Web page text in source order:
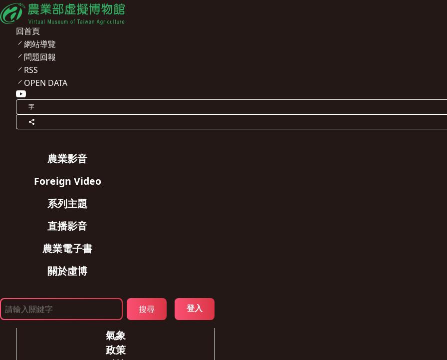
回首頁
網站導覽
問題回報
RSS
OPEN DATA
字
農業影音
Foreign Video
系列主題
直播影音
農業電子書
關於虛博
登入
氣象
政策